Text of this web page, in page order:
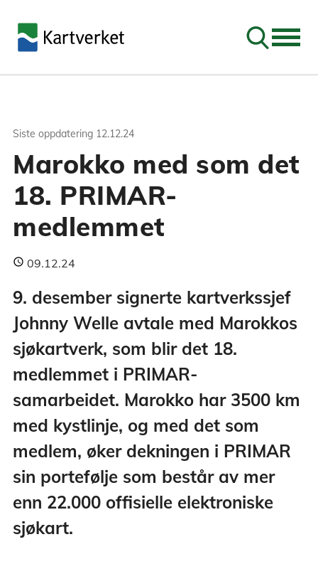
Søk
Siste oppdatering 12.12.24
Marokko med som det
18. PRIMAR-
medlemmet
09.12.24
9. desember signerte kartverkssjef
Johnny Welle avtale med Marokkos
sjøkartverk, som blir det 18.
medlemmet i PRIMAR-
samarbeidet. Marokko har 3500 km
med kystlinje, og med det som
medlem, øker dekningen i PRIMAR
sin portefølje som består av mer
enn 22.000 offisielle elektroniske
sjøkart.